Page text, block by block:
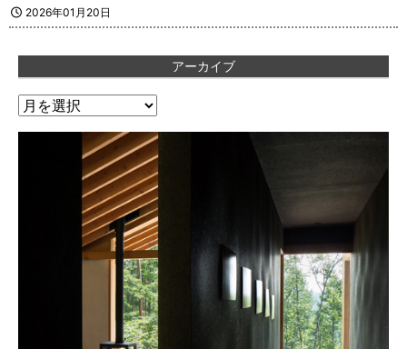
2026年01月20日
アーカイブ
ア